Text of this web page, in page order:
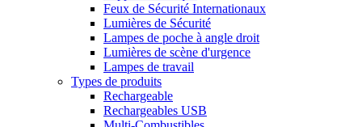
Feux de Sécurité Internationaux
Lumières de Sécurité
Lampes de poche à angle droit
Lumières de scène d'urgence
Lampes de travail
Types de produits
Rechargeable
Rechargeables USB